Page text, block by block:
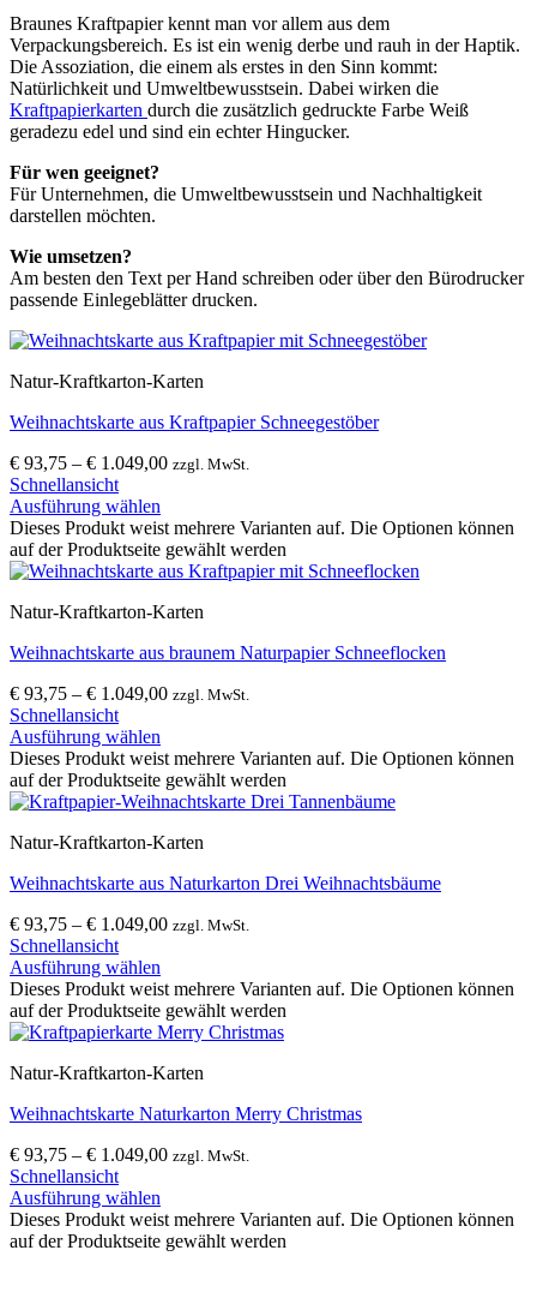
Braunes Kraftpapier kennt man vor allem aus dem
Verpackungsbereich. Es ist ein wenig derbe und rauh in der Haptik.
Die Assoziation, die einem als erstes in den Sinn kommt:
Natürlichkeit und Umweltbewusstsein. Dabei wirken die
Kraftpapierkarten durch die zusätzlich gedruckte Farbe Weiß
geradezu edel und sind ein echter Hingucker.
Für wen geeignet?
Für Unternehmen, die Umweltbewusstsein und Nachhaltigkeit
darstellen möchten.
Wie umsetzen?
Am besten den Text per Hand schreiben oder über den Bürodrucker
passende Einlegeblätter drucken.
Natur-Kraftkarton-Karten
Weihnachtskarte aus Kraftpapier Schneegestöber
€ 93,75 – € 1.049,00 zzgl. MwSt.
Schnellansicht
Ausführung wählen
Dieses Produkt weist mehrere Varianten auf. Die Optionen können
auf der Produktseite gewählt werden
Natur-Kraftkarton-Karten
Weihnachtskarte aus braunem Naturpapier Schneeflocken
€ 93,75 – € 1.049,00 zzgl. MwSt.
Schnellansicht
Ausführung wählen
Dieses Produkt weist mehrere Varianten auf. Die Optionen können
auf der Produktseite gewählt werden
Natur-Kraftkarton-Karten
Weihnachtskarte aus Naturkarton Drei Weihnachtsbäume
€ 93,75 – € 1.049,00 zzgl. MwSt.
Schnellansicht
Ausführung wählen
Dieses Produkt weist mehrere Varianten auf. Die Optionen können
auf der Produktseite gewählt werden
Natur-Kraftkarton-Karten
Weihnachtskarte Naturkarton Merry Christmas
€ 93,75 – € 1.049,00 zzgl. MwSt.
Schnellansicht
Ausführung wählen
Dieses Produkt weist mehrere Varianten auf. Die Optionen können
auf der Produktseite gewählt werden